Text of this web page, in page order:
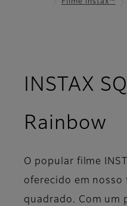
Filme instax™
INSTAX
Rainbow
O popular filme
oferecido em
quadrado. Com um